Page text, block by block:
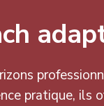
pratique,